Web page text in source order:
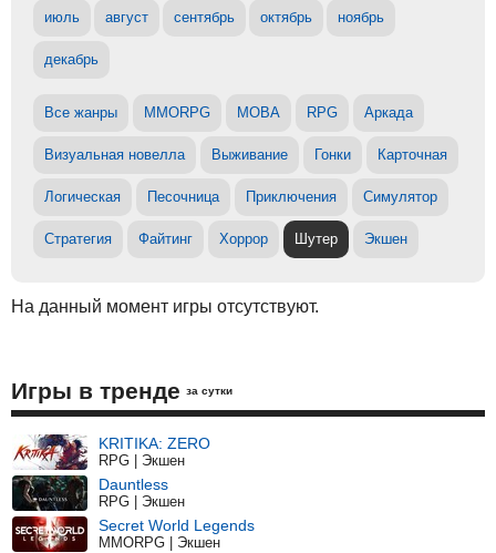
июль август сентябрь октябрь ноябрь
декабрь
Все жанры MMORPG MOBA RPG Аркада
Визуальная новелла Выживание Гонки Карточная
Логическая Песочница Приключения Симулятор
Стратегия Файтинг Хоррор Шутер Экшен
На данный момент игры отсутствуют.
Игры в тренде за сутки
KRITIKA: ZERO
RPG | Экшен
Dauntless
RPG | Экшен
Secret World Legends
MMORPG | Экшен